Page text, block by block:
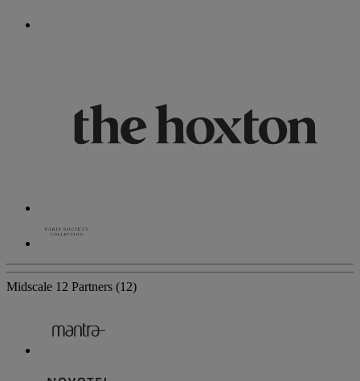
Midscale 12 Partners (12)